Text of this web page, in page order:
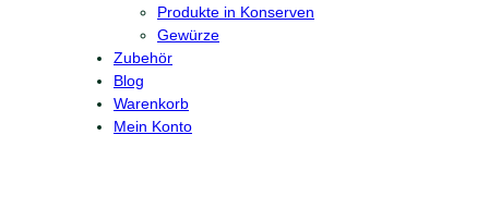
Produkte in Konserven
Gewürze
Zubehör
Blog
Warenkorb
Mein Konto